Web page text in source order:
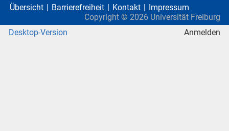
Übersicht Barrierefreiheit Kontakt
Impressum
Copyright © 2026 Universität Freiburg
Desktop-Version
Anmelden